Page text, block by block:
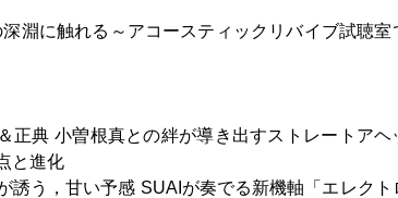
深淵に触れる～アコースティックリバイブ試聴室
正典 小曽根真との絆が導き出すストレートアヘ
と進化
誘う，甘い予感 SUAIが奏でる新機軸「エレクト